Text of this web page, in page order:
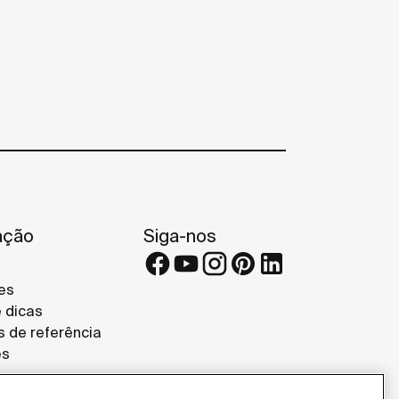
dicas
de referência
Siga-nos